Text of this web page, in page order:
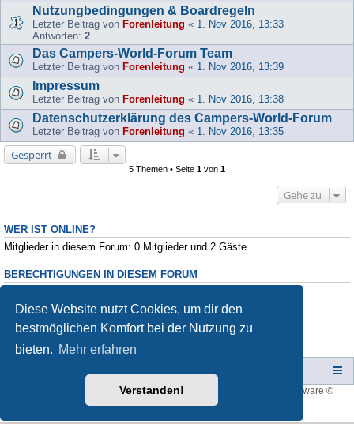
Diese Website nutzt Cookies, um dir den
bestmöglichen Komfort bei der Nutzung zu
bieten. Mehr erfahren
Verstanden!
Nutzungbedingungen & Boardregeln
Letzter Beitrag von Forenleitung « 1. Nov 2016, 13:33
Antworten: 2
Das Campers-World-Forum Team
Letzter Beitrag von Forenleitung « 1. Nov 2016, 13:39
Impressum
Letzter Beitrag von Forenleitung « 1. Nov 2016, 13:38
Datenschutzerklärung des Campers-World-Forum
Letzter Beitrag von Forenleitung « 1. Nov 2016, 13:35
Gesperrt
5 Themen • Seite 1 von 1
Gehe zu
WER IST ONLINE?
Mitglieder in diesem Forum: 0 Mitglieder und 2 Gäste
BERECHTIGUNGEN IN DIESEM FORUM
Du darfst keineAntworten zu Themen in diesem Forum erstellen.
Du darfst deine Beiträge in diesem Forum
Du darfst deine Beiträge in diesem Forumnichtlöschen.
Du darfst keineDateianhänge in diesem Forum erstellen.
forum tricolor,Powered by
® Forum Software ©